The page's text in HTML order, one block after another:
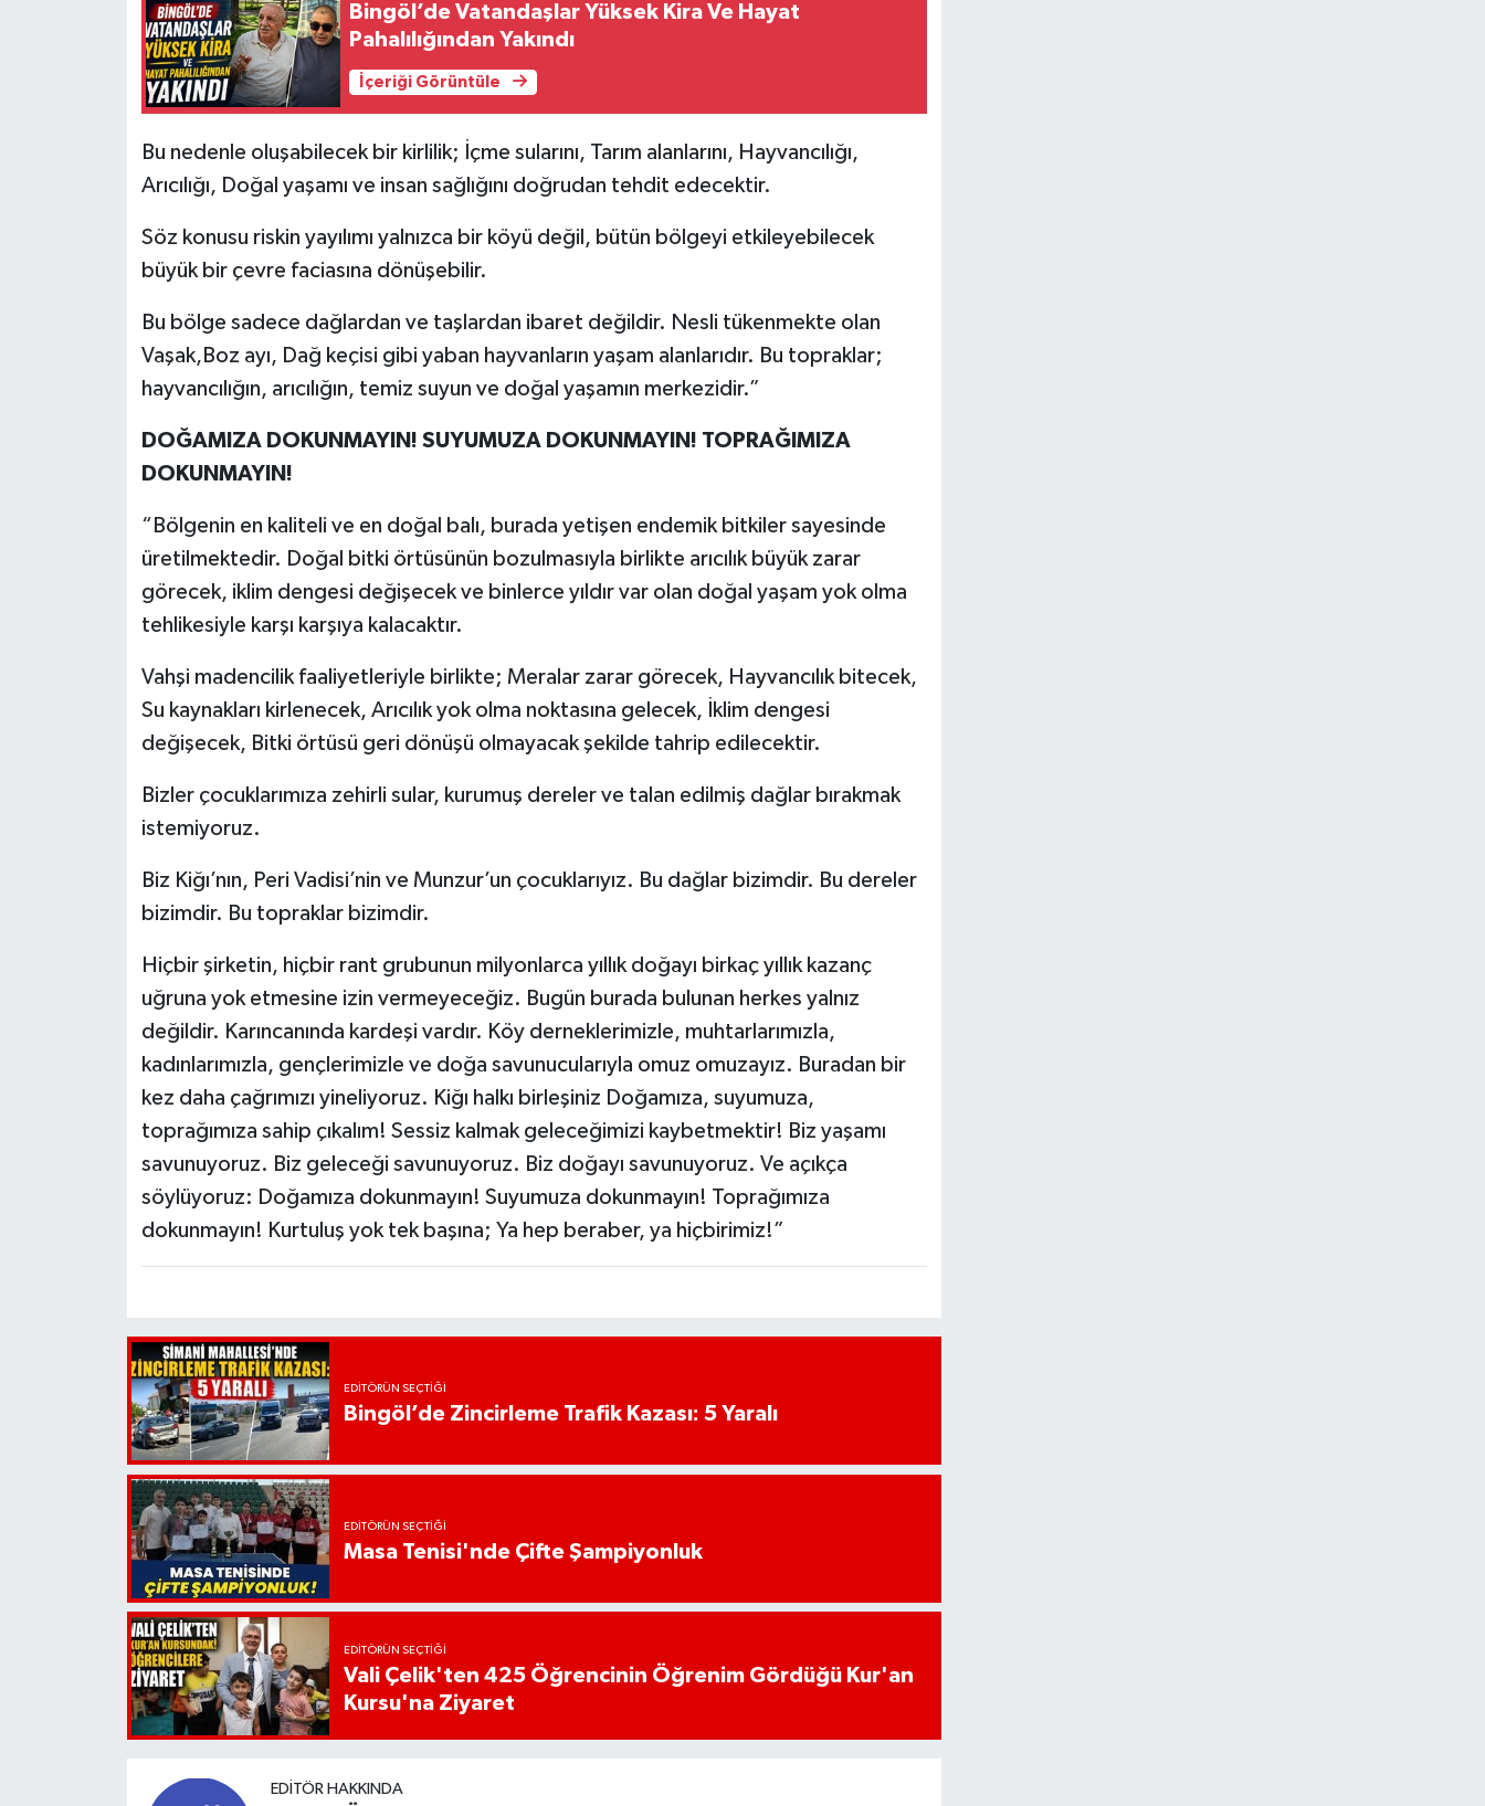
Bingöl’de Vatandaşlar Yüksek Kira Ve Hayat
Pahalılığından Yakındı
İçeriği Görüntüle
Bu nedenle oluşabilecek bir kirlilik; İçme sularını, Tarım alanlarını, Hayvancılığı,
Arıcılığı, Doğal yaşamı ve insan sağlığını doğrudan tehdit edecektir.
Söz konusu riskin yayılımı yalnızca bir köyü değil, bütün bölgeyi etkileyebilecek
büyük bir çevre faciasına dönüşebilir.
Bu bölge sadece dağlardan ve taşlardan ibaret değildir. Nesli tükenmekte olan
Vaşak,Boz ayı, Dağ keçisi gibi yaban hayvanların yaşam alanlarıdır. Bu topraklar;
hayvancılığın, arıcılığın, temiz suyun ve doğal yaşamın merkezidir.”
DOĞAMIZA DOKUNMAYIN! SUYUMUZA DOKUNMAYIN! TOPRAĞIMIZA
DOKUNMAYIN!
“Bölgenin en kaliteli ve en doğal balı, burada yetişen endemik bitkiler sayesinde
üretilmektedir. Doğal bitki örtüsünün bozulmasıyla birlikte arıcılık büyük zarar
görecek, iklim dengesi değişecek ve binlerce yıldır var olan doğal yaşam yok olma
tehlikesiyle karşı karşıya kalacaktır.
Vahşi madencilik faaliyetleriyle birlikte; Meralar zarar görecek, Hayvancılık bitecek,
Su kaynakları kirlenecek, Arıcılık yok olma noktasına gelecek, İklim dengesi
değişecek, Bitki örtüsü geri dönüşü olmayacak şekilde tahrip edilecektir.
Bizler çocuklarımıza zehirli sular, kurumuş dereler ve talan edilmiş dağlar bırakmak
istemiyoruz.
Biz Kiğı’nın, Peri Vadisi’nin ve Munzur’un çocuklarıyız. Bu dağlar bizimdir. Bu dereler
bizimdir. Bu topraklar bizimdir.
Hiçbir şirketin, hiçbir rant grubunun milyonlarca yıllık doğayı birkaç yıllık kazanç
uğruna yok etmesine izin vermeyeceğiz. Bugün burada bulunan herkes yalnız
değildir. Karıncanında kardeşi vardır. Köy derneklerimizle, muhtarlarımızla,
kadınlarımızla, gençlerimizle ve doğa savunucularıyla omuz omuzayız. Buradan bir
kez daha çağrımızı yineliyoruz. Kiğı halkı birleşiniz Doğamıza, suyumuza,
toprağımıza sahip çıkalım! Sessiz kalmak geleceğimizi kaybetmektir! Biz yaşamı
savunuyoruz. Biz geleceği savunuyoruz. Biz doğayı savunuyoruz. Ve açıkça
söylüyoruz: Doğamıza dokunmayın! Suyumuza dokunmayın! Toprağımıza
dokunmayın! Kurtuluş yok tek başına; Ya hep beraber, ya hiçbirimiz!”
EDITÖRÜN SEÇTIĞI
Bingöl’de Zincirleme Trafik Kazası: 5 Yaralı
EDITÖRÜN SEÇTIĞI
Masa Tenisi'nde Çifte Şampiyonluk
EDITÖRÜN SEÇTIĞI
Vali Çelik'ten 425 Öğrencinin Öğrenim Gördüğü Kur'an
Kursu'na Ziyaret
EDITÖR HAKKINDA